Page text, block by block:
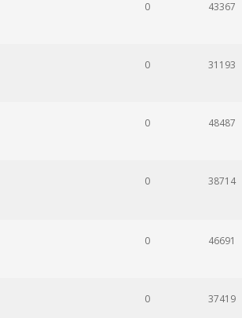
0 43367
0 31193
0 48487
0 38714
0 46691
0 37419